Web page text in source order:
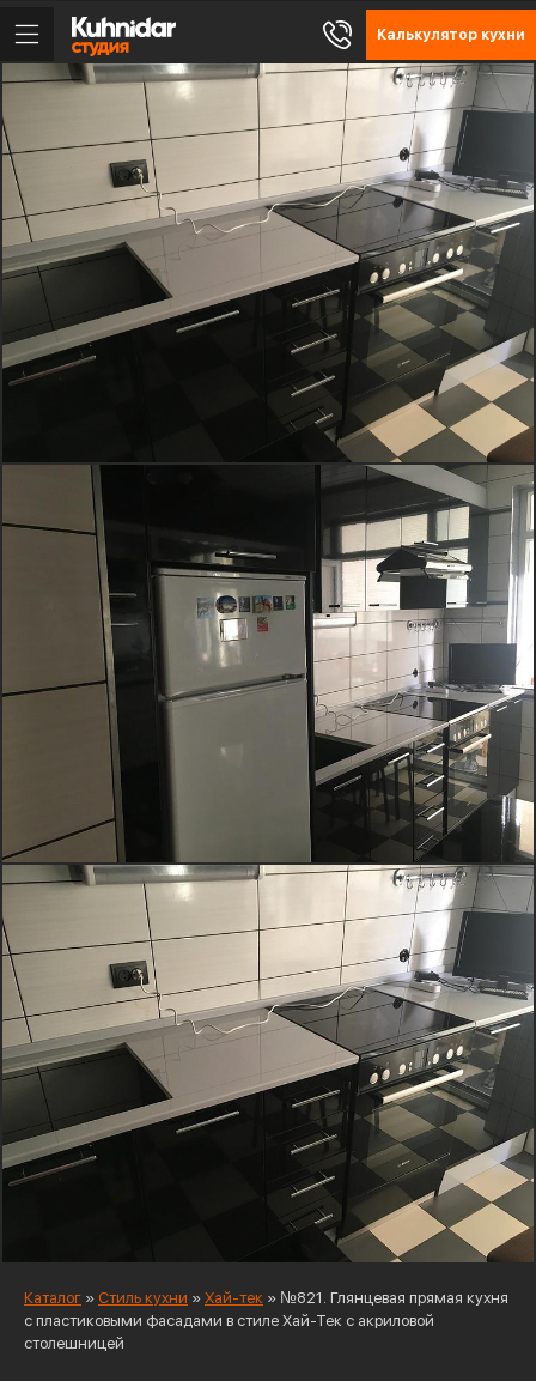
Калькулятор кухни
Каталог » Стиль кухни » Хай-тек » №821. Глянцевая прямая кухня
с пластиковыми фасадами в стиле Хай-Тек c акриловой
столешницей